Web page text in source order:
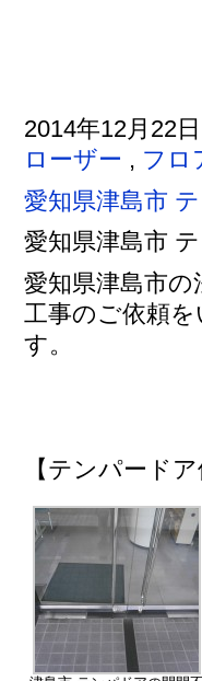
2014年12月22
ローザー , フロ
愛知県津島市
愛知県津島市
愛知県津島市
工事のご依頼
す。
【テンパード